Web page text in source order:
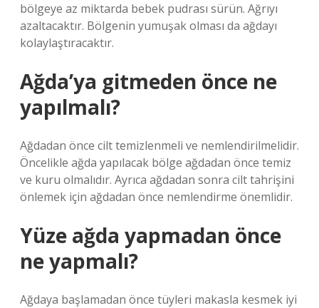
bölgeye az miktarda bebek pudrası sürün. Ağrıyı
azaltacaktır. Bölgenin yumuşak olması da ağdayı
kolaylaştıracaktır.
Ağda’ya gitmeden önce ne
yapılmalı?
Ağdadan önce cilt temizlenmeli ve nemlendirilmelidir.
Öncelikle ağda yapılacak bölge ağdadan önce temiz
ve kuru olmalıdır. Ayrıca ağdadan sonra cilt tahrişini
önlemek için ağdadan önce nemlendirme önemlidir.
Yüze ağda yapmadan önce
ne yapmalı?
Ağdaya başlamadan önce tüyleri makasla kesmek iyi